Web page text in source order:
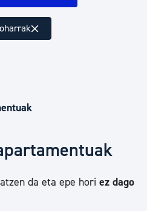
da eta epe hori ez dago